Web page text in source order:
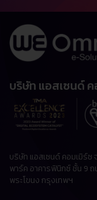
บริษัท แอสเซนด์
บริษัท แอสเซนด์ คอมเมิร์ซ
พาร์ค อาคารฟินิกซ์ ชั้น 9
พระโขนง กรุงเทพฯ